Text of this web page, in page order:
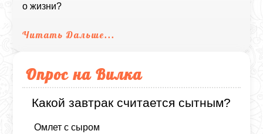
о жизни?
Читать Дальше...
Опрос на Вилка
Какой завтрак считается сытным?
Омлет с сыром